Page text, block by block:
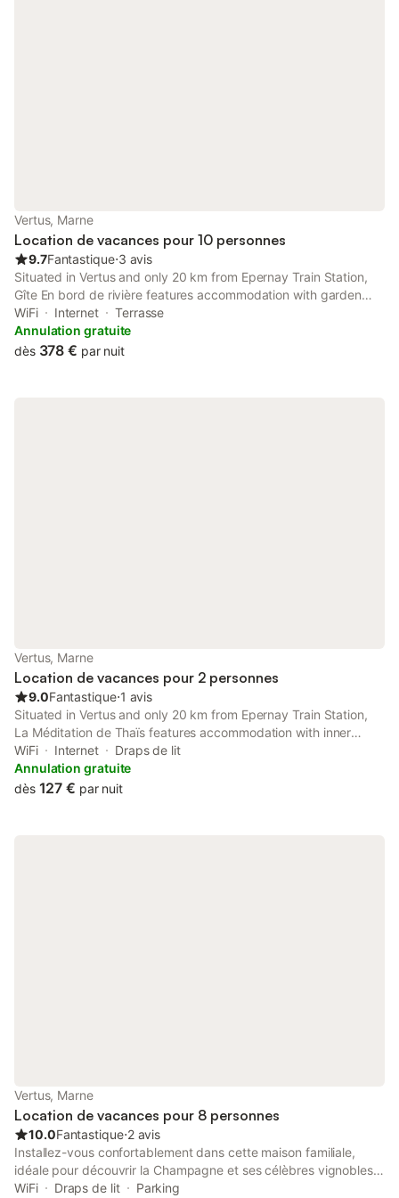
Vertus, Marne
Location de vacances pour 10 personnes
9.7Fantastique⋅3 avis
Situated in Vertus and only 20 km from Epernay Train Station,
Gîte En bord de rivière features accommodation with garden
views, free WiFi and free private parking.
WiFi Internet
Terrasse
Annulation gratuite
dès 378 € par nuit
Vertus, Marne
Location de vacances pour 2 personnes
9.0Fantastique⋅1 avis
Situated in Vertus and only 20 km from Epernay Train Station,
La Méditation de Thaïs features accommodation with inner
courtyard views, free WiFi and free private parking.
WiFi Internet
Draps de lit
Annulation gratuite
dès 127 € par nuit
Vertus, Marne
Location de vacances pour 8 personnes
10.0Fantastique⋅2 avis
Installez-vous confortablement dans cette maison familiale,
idéale pour découvrir la Champagne et ses célèbres vignobles.
Située sur un terrain clos avec parking privé, elle vous accueille
WiFi Draps de lit
Parking